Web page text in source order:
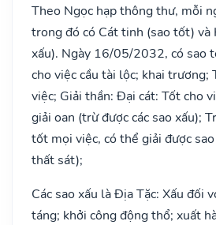
Theo Ngọc hạp thông thư, mỗi
trong đó có Cát tinh (sao tốt) và
xấu). Ngày 16/05/2032, có sao
cho việc cầu tài lộc; khai trương;
việc; Giải thần: Đại cát: Tốt cho
giải oan (trừ được các sao xấu);
tốt mọi việc, có thể giải được
thất sát);
Các sao xấu là Địa Tặc: Xấu đối
táng; khởi công động thổ; xuất